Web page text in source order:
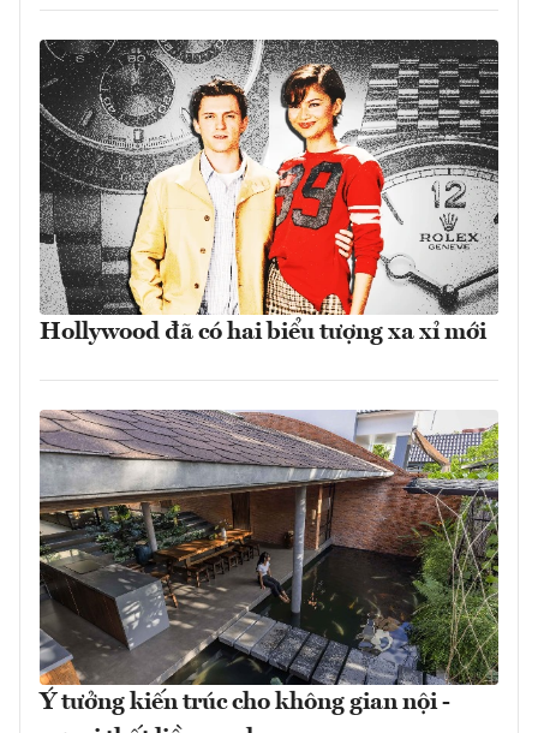
Hollywood đã có hai biểu tượng xa xỉ mới
Ý tưởng kiến trúc cho không gian nội -